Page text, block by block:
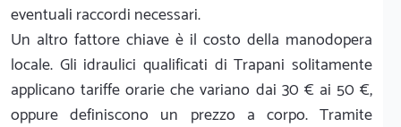
eventuali raccordi necessari.
Un altro fattore chiave è il costo della manodopera
locale. Gli idraulici qualificati di Trapani solitamente
applicano tariffe orarie che variano dai 30 € ai 50 €,
oppure definiscono un prezzo a corpo. Tramite